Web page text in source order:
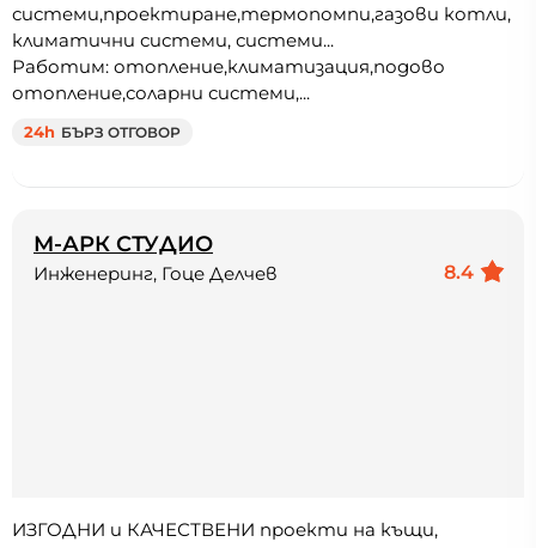
системи,проектиране,термопомпи,газови котли,
климатични системи, системи...
Работим: отопление,климатизация,подово
отопление,соларни системи,...
24h БЪРЗ ОТГОВОР
М-АРК СТУДИО
8.4
Инженеринг, Гоце Делчев
ИЗГОДНИ и КАЧЕСТВЕНИ проекти на къщи,